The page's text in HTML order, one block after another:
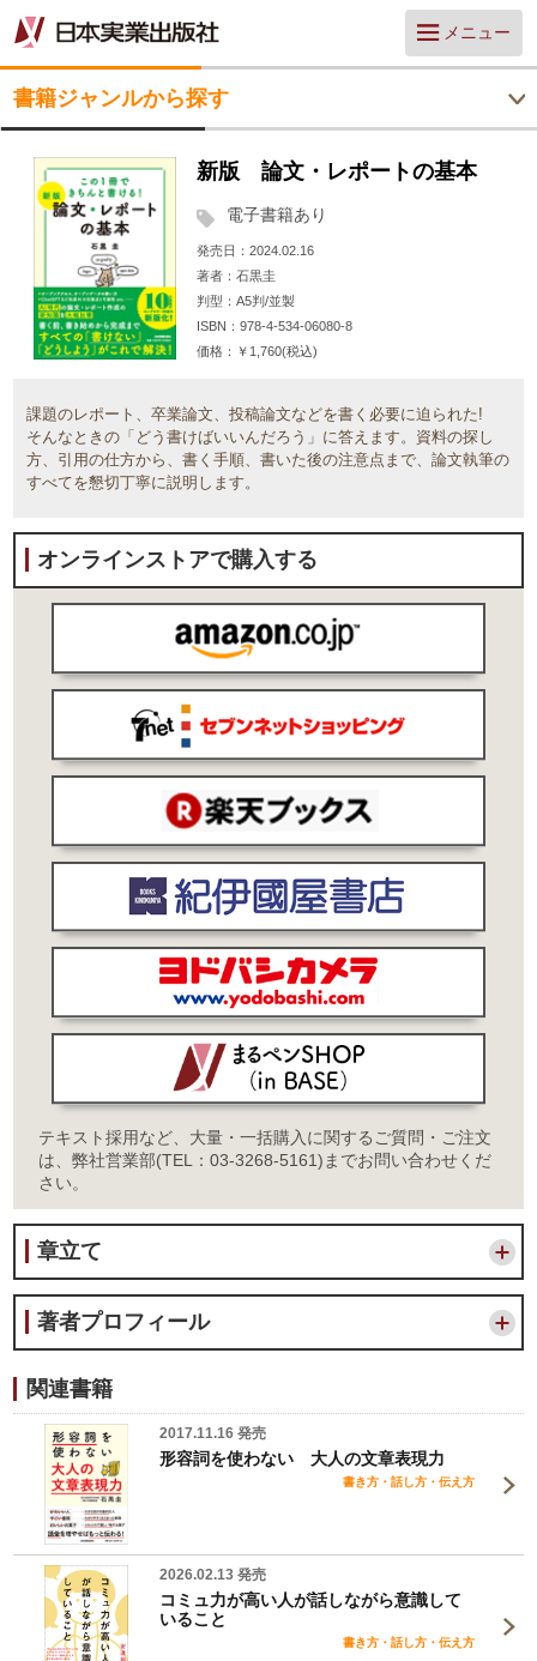
メニュー
書籍ジャンルから探す
新版 論文・レポートの基本
電子書籍あり
発売日
2024.02.16
著者
石黒圭
判型
A5判/並製
ISBN
978-4-534-06080-8
価格
￥1,760(税込)
課題のレポート、卒業論文、投稿論文などを書く必要に迫られた!
そんなときの「どう書けばいいんだろう」に答えます。資料の探し
方、引用の仕方から、書く手順、書いた後の注意点まで、論文執筆の
すべてを懇切丁寧に説明します。
オンラインストアで購入する
テキスト採用など、大量・一括購入に関するご質問・ご注文
は、弊社営業部(TEL：03-3268-5161)までお問い合わせくだ
さい。
章立て
著者プロフィール
関連書籍
2017.11.16 発売
形容詞を使わない 大人の文章表現力
書き方・話し方・伝え方
2026.02.13 発売
コミュ力が高い人が話しながら意識して
いること
書き方・話し方・伝え方